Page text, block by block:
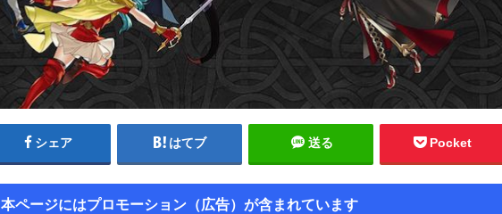
シェア はてブ 送る Pocket
本ページにはプロモーション（広告）が含まれています